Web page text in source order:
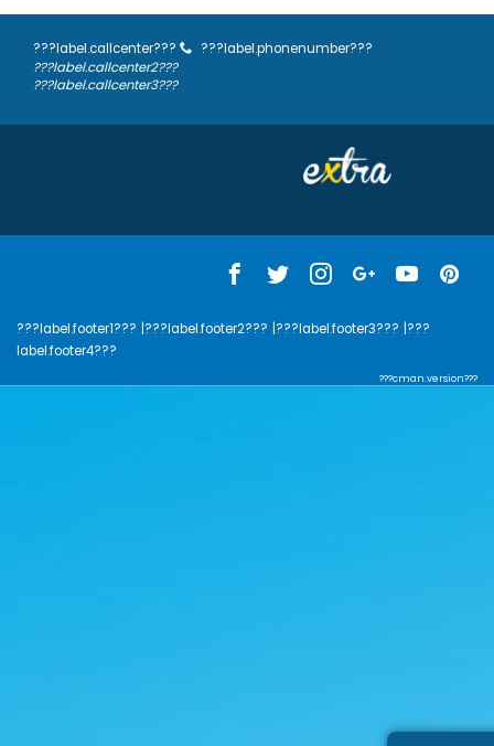
???label.callcenter???
???label.phonenumber???
???label.callcenter2???
???label.callcenter3???
???label.footer1??? |???label.footer2??? |???label.footer3??? |???
label.footer4???
???cman.version???